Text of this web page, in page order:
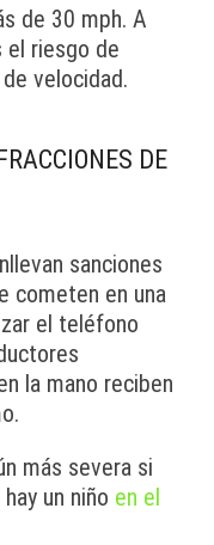
de 30 mph. A
el riesgo de
velocidad.
DE
sanciones
cometen en una
el teléfono
la mano reciben
más severa si
un niño en el